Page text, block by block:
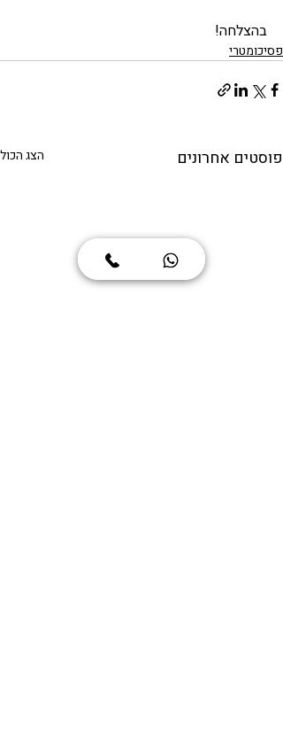
בהצלחה!
פסיכומטרי
פוסטים אחרונים הצג הכול